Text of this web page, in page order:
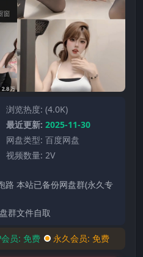
浏览热度: (4.0K)
最近更新: 2025-11-30
网盘类型: 百度网盘
视频数量: 2V
路 本站已备份网盘群(永久专
群文件自取
员: 免费 永久会员: 免费